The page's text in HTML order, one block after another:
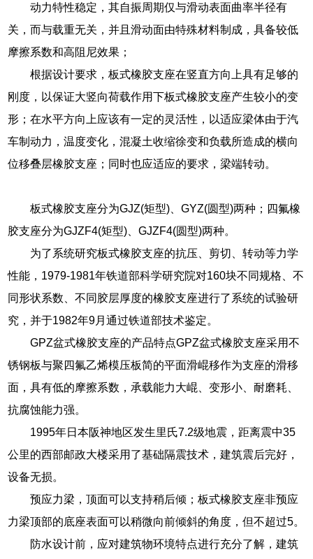
动力特性稳定，其自振周期仅与滑动表面曲率半径有
关，而与载重无关，并且滑动面由特殊材料制成，具备较低
摩擦系数和高阻尼效果；
根据设计要求，板式橡胶支座在竖直方向上具有足够的
刚度，以保证大竖向荷载作用下板式橡胶支座产生较小的变
形；在水平方向上应该有一定的灵活性，以适应梁体由于汽
车制动力，温度变化，混凝土收缩徐变和负载所造成的横向
位移叠层橡胶支座；同时也应适应的要求，梁端转动。
板式橡胶支座分为GJZ(矩型)、GYZ(圆型)两种；四氟橡
胶支座分为GJZF4(矩型)、GJZF4(圆型)两种。
为了系统研究板式橡胶支座的抗压、剪切、转动等力学
性能，1979-1981年铁道部科学研究院对160块不同规格、不
同形状系数、不同胶层厚度的橡胶支座进行了系统的试验研
究，并于1982年9月通过铁道部技术鉴定。
GPZ盆式橡胶支座的产品特点GPZ盆式橡胶支座采用不
锈钢板与聚四氟乙烯模压板简的平面滑崐移作为支座的滑移
面，具有低的摩擦系数，承载能力大崐、变形小、耐磨耗、
抗腐蚀能力强。
1995年日本阪神地区发生里氏7.2级地震，距离震中35
公里的西部邮政大楼采用了基础隔震技术，建筑震后完好，
设备无损。
预应力梁，顶面可以支持稍后倾；板式橡胶支座非预应
力梁顶部的底座表面可以稍微向前倾斜的角度，但不超过5。
防水设计前，应对建筑物环境特点进行充分了解，建筑